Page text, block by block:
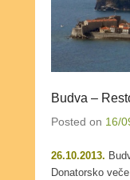
Budva –
Posted on 16/
26.10.2013.
Donatorsko veče